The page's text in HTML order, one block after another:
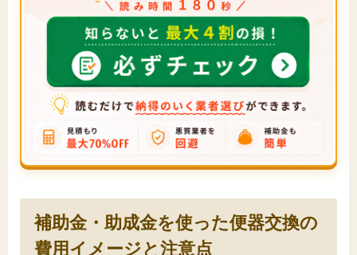
補助金・助成金を使った便器交換の
費用イメージと注意点